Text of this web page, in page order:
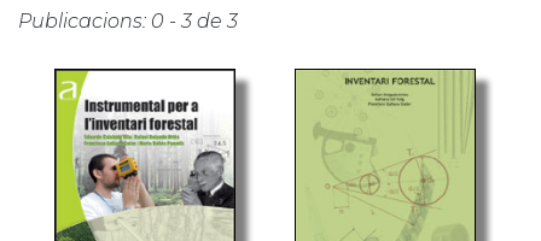
Publicacions: 0 - 3 de 3